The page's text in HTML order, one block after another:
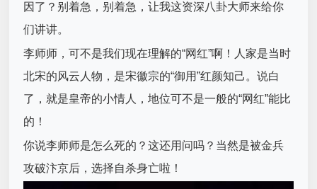
因了？别着急，别着急，让我这资深八卦大师来给你
们讲讲。
李师师，可不是我们现在理解的“网红”啊！人家是当时
北宋的风云人物，是宋徽宗的“御用”红颜知己。说白
了，就是皇帝的小情人，地位可不是一般的“网红”能比
的！
你说李师师是怎么死的？这还用问吗？当然是被金兵
攻破汴京后，选择自杀身亡啦！